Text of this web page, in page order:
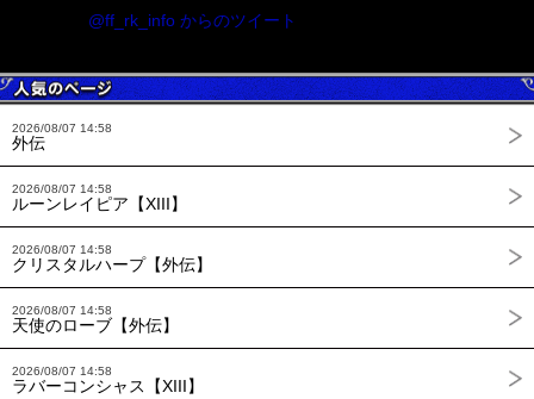
@ff_rk_info からのツイート
2026/08/07 14:58
外伝
2026/08/07 14:58
ルーンレイピア【XIII】
2026/08/07 14:58
クリスタルハープ【外伝】
2026/08/07 14:58
天使のローブ【外伝】
2026/08/07 14:58
ラバーコンシャス【XIII】